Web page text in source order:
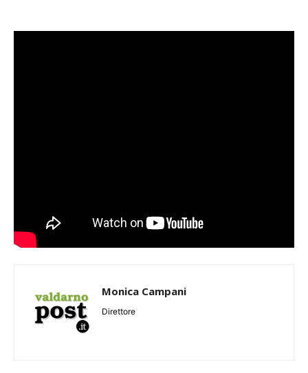
Monica Campani
Direttore